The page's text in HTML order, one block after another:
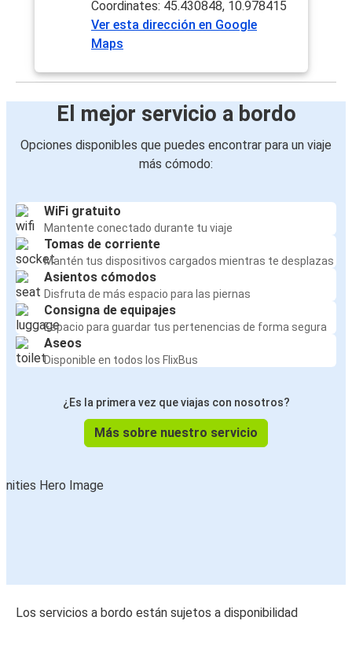
Coordinates: 45.430848, 10.978415
Ver esta dirección en Google
Maps
El mejor servicio a bordo
Opciones disponibles que puedes encontrar para un viaje
más cómodo:
WiFi gratuito
Mantente conectado durante tu viaje
Tomas de corriente
Mantén tus dispositivos cargados mientras te desplazas
Asientos cómodos
Disfruta de más espacio para las piernas
Consigna de equipajes
Espacio para guardar tus pertenencias de forma segura
Aseos
Disponible en todos los FlixBus
¿Es la primera vez que viajas con nosotros?
Más sobre nuestro servicio
Los servicios a bordo están sujetos a disponibilidad